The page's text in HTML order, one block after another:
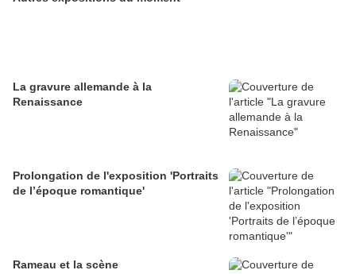
La gravure allemande à la
Renaissance
Prolongation de l'exposition 'Portraits
de l’époque romantique'
Rameau et la scène